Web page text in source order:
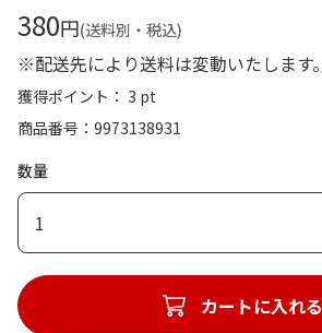
380円(送料別・税込)
※配送先により送料は変動いたします。
獲得ポイント： 3 pt
商品番号
9973138931
数量
1
カートに入れる